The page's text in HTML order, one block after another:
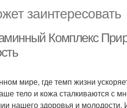
заинтересовать
Комплекс
мире, где темп жизни
тело и кожа сталкиваются с
нашего здоровья и